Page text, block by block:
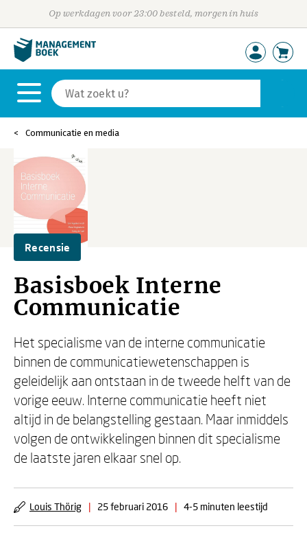
Op werkdagen voor 23:00 besteld, morgen in huis
Communicatie en media
Recensie
Basisboek Interne
Communicatie
Het specialisme van de interne communicatie
binnen de communicatiewetenschappen is
geleidelijk aan ontstaan in de tweede helft van de
vorige eeuw. Interne communicatie heeft niet
altijd in de belangstelling gestaan. Maar inmiddels
volgen de ontwikkelingen binnen dit specialisme
de laatste jaren elkaar snel op.
Louis Thörig | 25 februari 2016 | 4-5 minuten leestijd